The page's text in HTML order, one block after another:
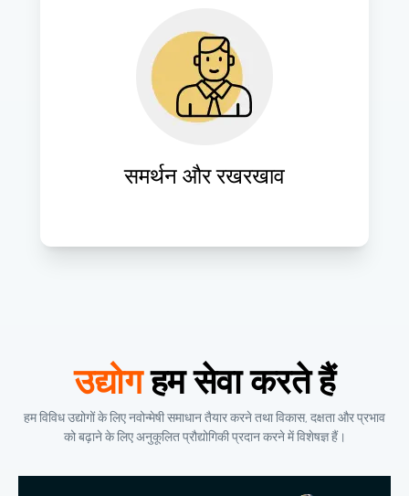
समर्थन और रखरखाव
वेबसाइट के प्रदर्शन को बनाए रखने और बदलती
ज़रूरतों को पूरा करने के लिए निरंतर समर्थन और
रखरखाव सेवाएँ प्रदान करें, जिससे दीर्घकालिक
उद्योगहम सेवा करते हैं
हम विविध उद्योगों के लिए नवोन्मेषी समाधान तैयार करने तथा विकास, दक्षता और प्रभाव
को बढ़ाने के लिए अनुकूलित प्रौद्योगिकी प्रदान करने में विशेषज्ञ हैं।